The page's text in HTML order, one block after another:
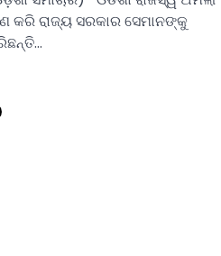
କରି ରାଜ୍ୟ ସରକାର ସେମାନଙ୍କୁ